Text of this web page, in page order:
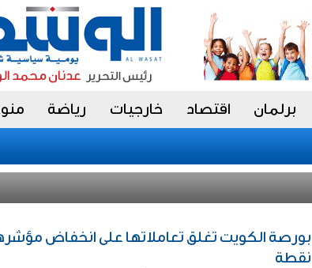
برلمان اقتصاد خارجيات رياضة
نقطة